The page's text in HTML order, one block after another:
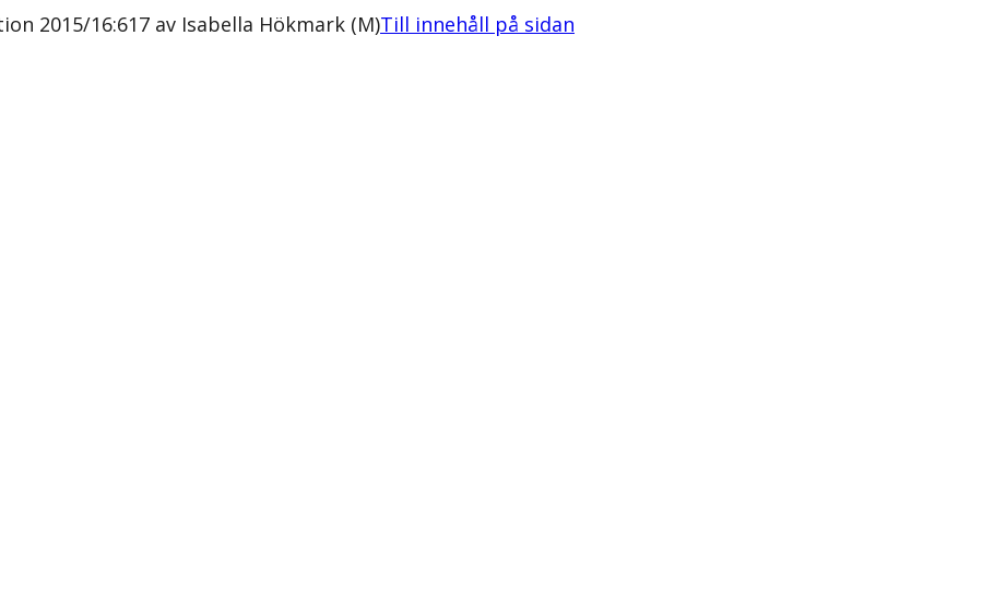
2015/16:617 av Isabella Hökmark (M)Till innehåll på sidan